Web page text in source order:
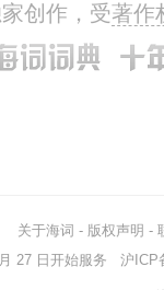
创作，受著作
关于海词 - 版权声明 -
27 日开始服务 沪ICP